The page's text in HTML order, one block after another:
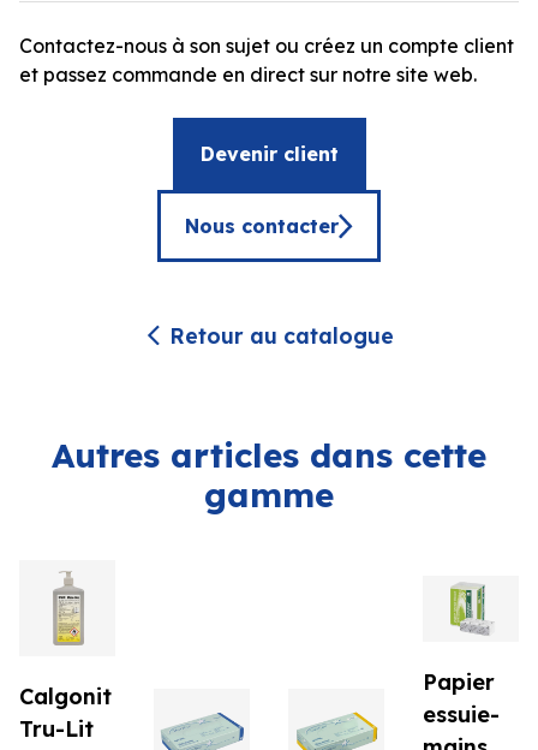
Contactez-nous à son sujet ou créez un compte client
et passez commande en direct sur notre site web.
Devenir client
Nous contacter
Retour au catalogue
Autres articles dans cette
gamme
Calgonit
Tru-Lit
Papier
essuie-